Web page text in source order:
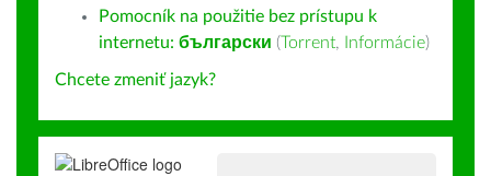
Pomocník na použitie bez prístupu k
internetu: български (Torrent, Informácie)
Chcete zmeniť jazyk?